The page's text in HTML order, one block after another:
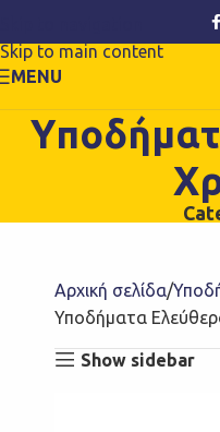
Skip to main content
MENU
Αρχική σελίδα
Υποδήματα
Show sidebar